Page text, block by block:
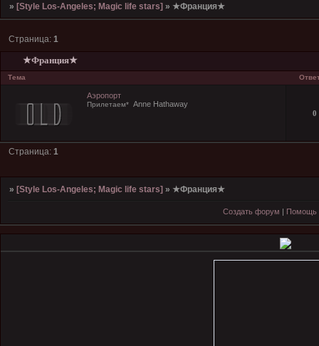
»[Style Los-Angeles; Magic life stars] »★Франция★
★Франция★
Страница:1
Тема
Аэропорт
Прилетаем* Anne Hathaway
0
Страница:1
»[Style Los-Angeles; Magic life stars] »★Франция★
Создать форум Помощь